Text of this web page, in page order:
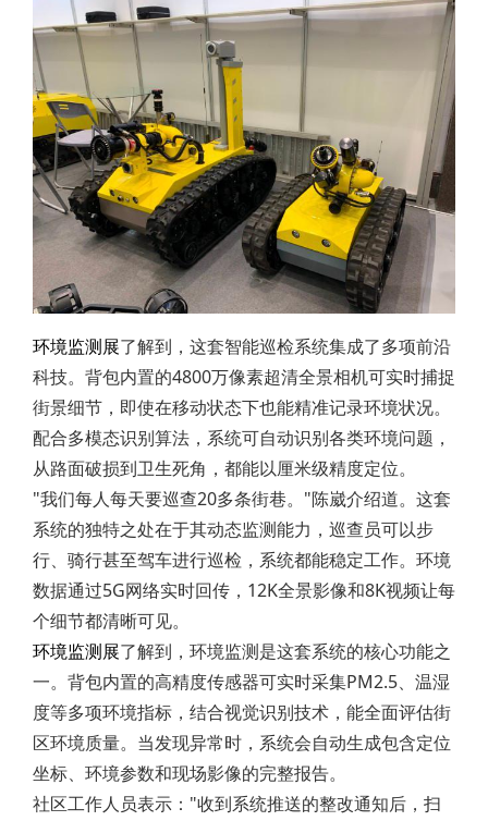
环境监测展了解到，这套智能巡检系统集成了多项前沿
科技。背包内置的4800万像素超清全景相机可实时捕捉
街景细节，即使在移动状态下也能精准记录环境状况。
配合多模态识别算法，系统可自动识别各类环境问题，
从路面破损到卫生死角，都能以厘米级精度定位。
"我们每人每天要巡查20多条街巷。"陈崴介绍道。这套
系统的独特之处在于其动态监测能力，巡查员可以步
行、骑行甚至驾车进行巡检，系统都能稳定工作。环境
数据通过5G网络实时回传，12K全景影像和8K视频让每
个细节都清晰可见。
环境监测展了解到，环境监测是这套系统的核心功能之
一。背包内置的高精度传感器可实时采集PM2.5、温湿
度等多项环境指标，结合视觉识别技术，能全面评估街
区环境质量。当发现异常时，系统会自动生成包含定位
坐标、环境参数和现场影像的完整报告。
社区工作人员表示："收到系统推送的整改通知后，扫